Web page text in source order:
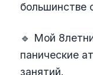
большинстве
🔹 Мой
панические
занятий.